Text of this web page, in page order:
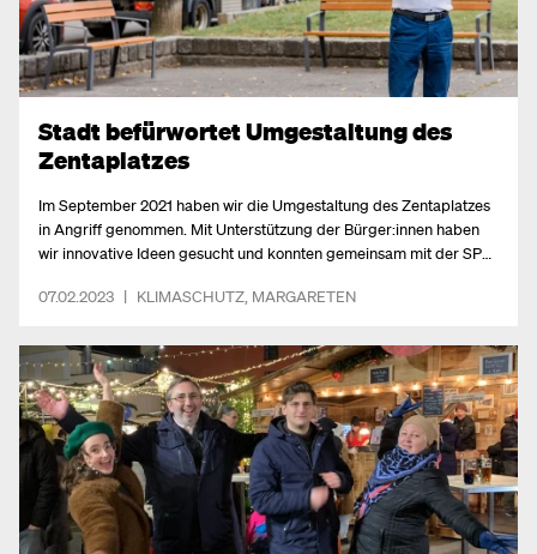
Stadt befürwortet Umgestaltung des
Zentaplatzes
Im September 2021 haben wir die Umgestaltung des Zentaplatzes
in Angriff genommen. Mit Unterstützung der Bürger:innen haben
wir innovative Ideen gesucht und konnten gemeinsam mit der SPÖ
die Stadt Wien in Auftrag geben. Das Ergebnis: durchaus
07.02.2023 | KLIMASCHUTZ MARGARETEN